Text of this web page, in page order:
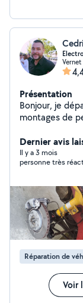
Présentation
Bonjour, je
montages de
équilibrage de
mesures et impédances. Pose
luminaires etc..
disques ou
essence.
demande
je ne peux
ilkoz.hotmail.
Dernier avis
Il y a 3 mois
personne très
Réparation de
Voir